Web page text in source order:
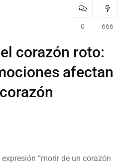
0 666
corazón roto:
afectan
“morir de un corazón